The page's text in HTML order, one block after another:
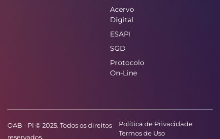
Acervo
Digital
ESAPI
SGD
Protocolo
On-Line
OAB - PI © 2025. Todos os direitos
reservados.
Política de Privacidade
Termos de Uso